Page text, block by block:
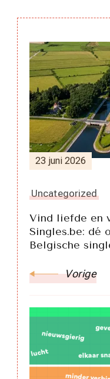
23 juni 2026
Uncategorized
Vind liefde en
Singles.be: dé
Belgische
Vorige